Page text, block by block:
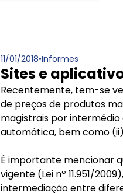
11/01/2018•Informes
Sites e
Recentemente, tem-se
de preços de produtos
magistrais por
automática, bem como
É importante mencionar
vigente (Lei nº 11.951/
intermediação entre